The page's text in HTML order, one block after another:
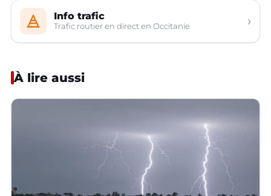
Info trafic
Trafic routier en direct en Occitanie ›
À lire aussi